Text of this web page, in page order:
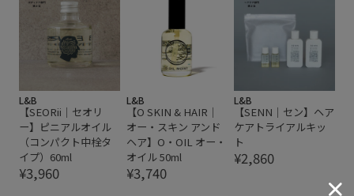
L&B
【SEORii｜セオリ
ー】ピニアルオイル
（コンパクト中栓タ
イプ）60ml
¥3,960
L&B
【O SKIN & HAIR｜
オー・スキン アンド
ヘア】O・OIL オー・
オイル 50ml
¥3,740
L&B
【SENN｜セン】ヘア
ケアトライアルキッ
ト
¥2,860